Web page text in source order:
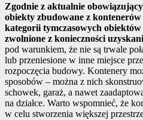
Zgodnie z aktualnie
obiekty zbudowane z
kategorii tymczasowych
zwolnione z konieczności
pod warunkiem, że nie są trwale
lub przeniesione w inne miejsce
rozpoczęcia budowy. Kontenery
sposobów – można z nich
schowek, garaż, a nawet
na działce. Warto wspomnieć, że
w celu stworzenia większej